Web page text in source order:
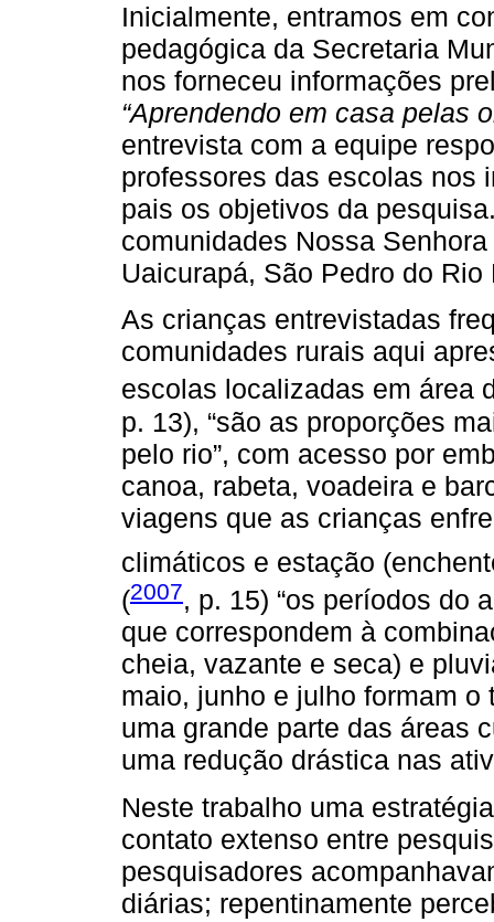
Inicialmente, entramos em
pedagógica da Secretaria
nos forneceu informações
“Aprendendo em casa pelas
entrevista com a equipe
professores das escolas nos
pais os objetivos da
comunidades Nossa
Uaicurapá, São Pedro do
As crianças entrevistadas
comunidades rurais aqui
escolas localizadas em área
p. 13), “são as proporções
pelo rio”, com acesso por
canoa, rabeta, voadeira e
viagens que as crianças
climáticos e estação
(2007, p. 15) “os períodos do
que correspondem à
cheia, vazante e seca) e
maio, junho e julho formam
uma grande parte das áreas
uma redução drástica nas
Neste trabalho uma
contato extenso entre
pesquisadores
diárias; repentinamente